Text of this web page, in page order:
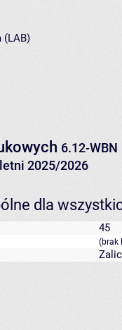
(LAB)
6.12-WBN
2025/2026
dla
45
(brak